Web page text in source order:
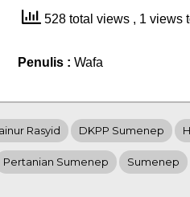
528 total views , 1 views
Penulis : Wafa
Rasyid DKPP Sumenep
Pertanian Sumenep Sumenep